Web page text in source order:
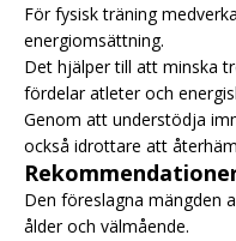
För fysisk träning
energiomsättning.
Det hjälper till att minska
fördelar atleter och
Genom att understödja
också idrottare att
Den föreslagna mängden
ålder och välmående.